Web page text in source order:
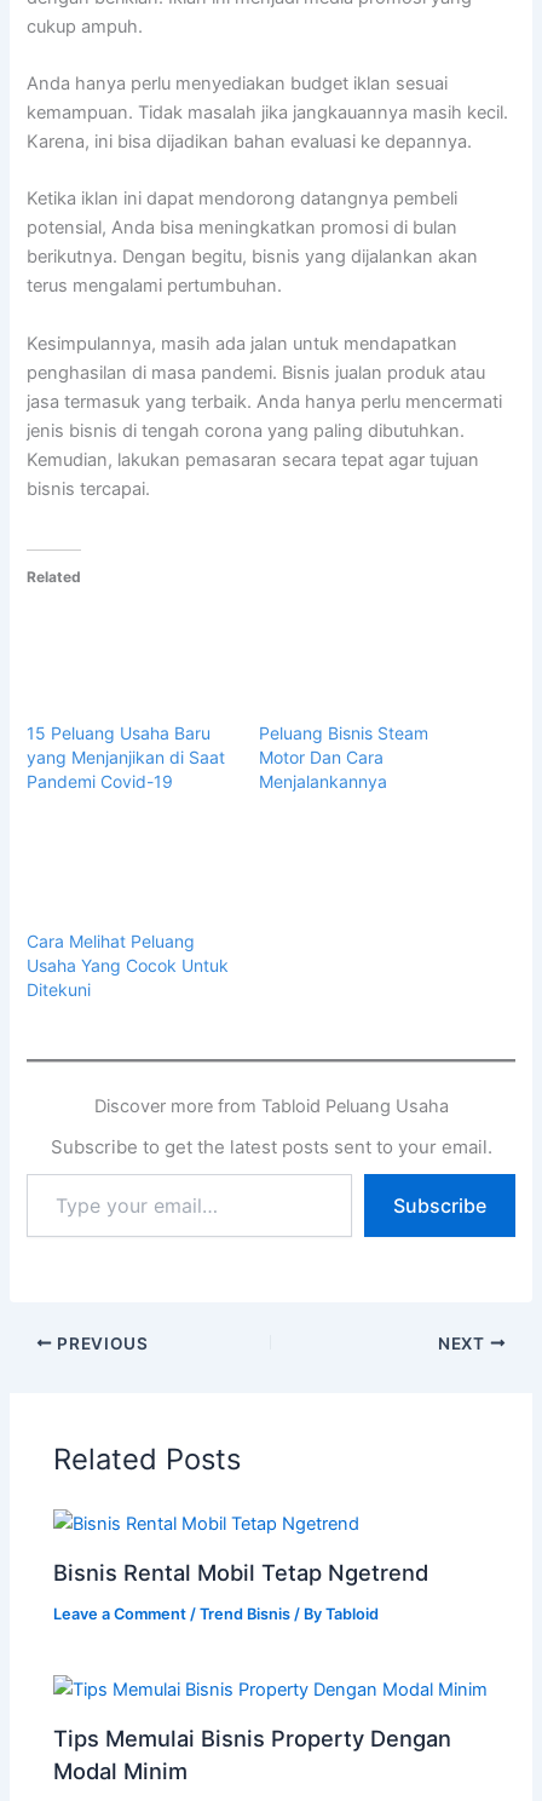
cukup ampuh.
Anda hanya perlu menyediakan budget iklan sesuai
kemampuan. Tidak masalah jika jangkauannya masih kecil.
Karena, ini bisa dijadikan bahan evaluasi ke depannya.
Ketika iklan ini dapat mendorong datangnya pembeli
potensial, Anda bisa meningkatkan promosi di bulan
berikutnya. Dengan begitu, bisnis yang dijalankan akan
terus mengalami pertumbuhan.
Kesimpulannya, masih ada jalan untuk mendapatkan
penghasilan di masa pandemi. Bisnis jualan produk atau
jasa termasuk yang terbaik. Anda hanya perlu mencermati
jenis bisnis di tengah corona yang paling dibutuhkan.
Kemudian, lakukan pemasaran secara tepat agar tujuan
bisnis tercapai.
Related
15 Peluang Usaha Baru
yang Menjanjikan di Saat
Pandemi Covid-19
Peluang Bisnis Steam
Motor Dan Cara
Menjalankannya
Cara Melihat Peluang
Usaha Yang Cocok Untuk
Ditekuni
Discover more from Tabloid Peluang Usaha
Subscribe to get the latest posts sent to your email.
Subscribe
PREVIOUS NEXT
Related Posts
Bisnis Rental Mobil Tetap Ngetrend
Leave a Comment /Trend Bisnis / ByTabloid
Tips Memulai Bisnis Property Dengan
Modal Minim